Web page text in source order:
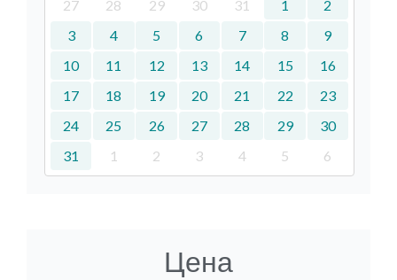
27 28 29 30 31 1
2
3
4 5 6 7 8
9
10
11 12 13 14 15
16
17
18 19 20 21 22
23
24
25 26 27 28 29
30
31
1 2 3 4 5 6
Цена